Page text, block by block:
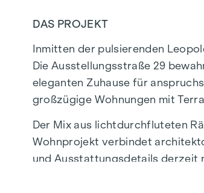
DAS PROJEKT
Inmitten der pulsierenden
Die Ausstellungsstraße 29
eleganten Zuhause für
großzügige Wohnungen mit
Der Mix aus lichtdurchfluteten
Wohnprojekt verbindet
und Ausstattungsdetails derzeit